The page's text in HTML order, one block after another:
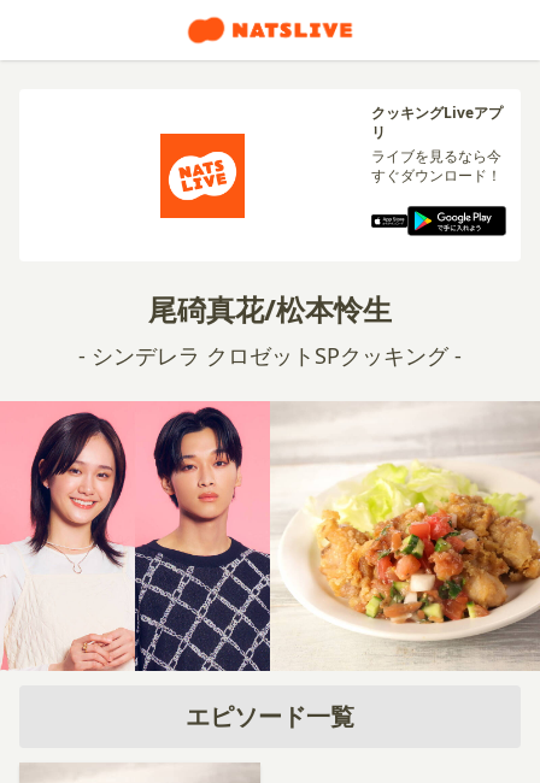
クッキングLiveアプ
リ
ライブを見るなら今
すぐダウンロード！
尾碕真花/松本怜生
- シンデレラ クロゼットSPクッキング -
エピソード一覧